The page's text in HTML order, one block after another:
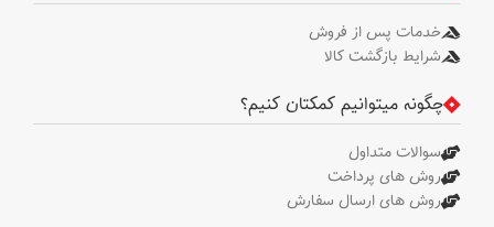
خدمات پس از فروش
شرایط بازگشت کالا
چگونه میتوانیم کمکتان کنیم؟
سوالات متداول
روش های پرداخت
روش های ارسال سفارش